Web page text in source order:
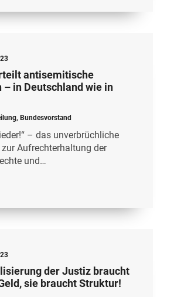
antisemitische
in Deutschland wie in
, Bundesvorstand
– das unverbrüchliche
Aufrechterhaltung der
und…
der Justiz braucht
sie braucht Struktur!